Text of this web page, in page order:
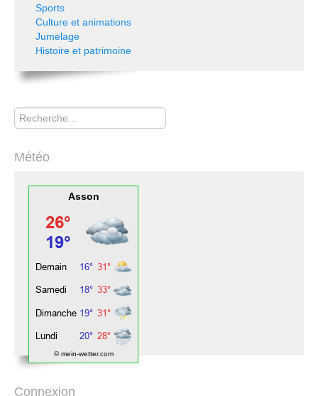
Sports
Culture et animations
Jumelage
Histoire et patrimoine
Rechercher
Météo
Asson
© mein-wetter.com
Connexion